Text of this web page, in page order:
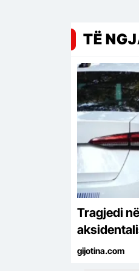
TË
Tragjedi
vjeçare,
gijotina.com